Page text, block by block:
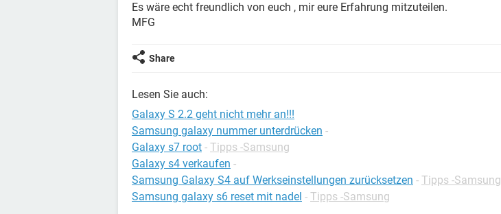
Es wäre echt freundlich von euch , mir eure Erfahrung mitzuteilen.
MFG
Share
Lesen Sie auch:
Galaxy S 2.2 geht nicht mehr an!!!
Samsung galaxy nummer unterdrücken -
Galaxy s7 root - Tipps -Samsung
Galaxy s4 verkaufen -
Samsung Galaxy S4 auf Werkseinstellungen zurücksetzen - Tipps -Samsung
Samsung galaxy s6 reset mit nadel - Tipps -Samsung